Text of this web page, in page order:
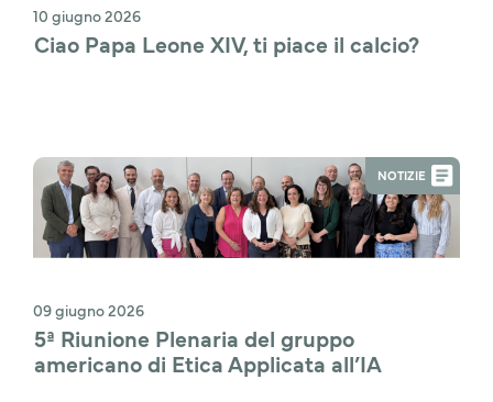
10 giugno 2026
Ciao Papa Leone XIV, ti piace il calcio?
NOTIZIE
09 giugno 2026
5ª Riunione Plenaria del gruppo
americano di Etica Applicata all’IA